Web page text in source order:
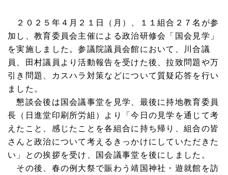
２０２５年４月２１日（月）、１１組合２７名が参
加し、教育委員会主催による政治研修会「国会見学」
を実施しました。参議院議員会館において、川合議
員、田村議員より活動報告を受けた後、拉致問題や万
引き問題、カスハラ対策などについて質疑応答を行い
ました。
懇談会後は国会議事堂を見学、最後に持地教育委員
長（日進堂印刷所労組）より「今日の見学を通じて考
えたこと、感じたことを各組合に持ち帰り、組合の皆
さんと政治について考えるきっかけにしていただきた
い」との挨拶を受け、国会議事堂を後にしました。
その後、春の例大祭で賑わう靖国神社・遊就館を訪